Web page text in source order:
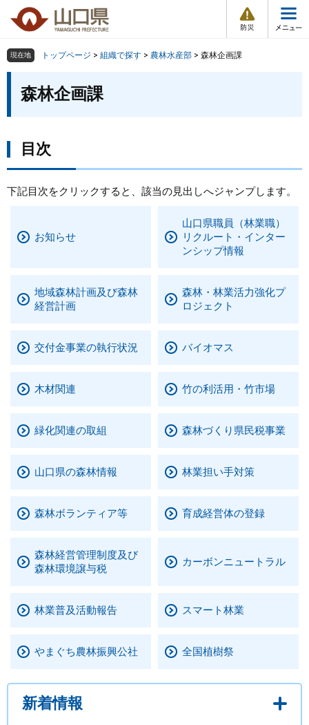
の
す
ー
し
本
文
情
報
メ
組織で探す
Other Languages
トップページ
くらし・環境
しごと・産業・観光
現在地 トップページ > 組織で探す > 農林水産部 > 森林企画課
森林企画課
目次
下記目次をクリックすると、該当の見出しへジャンプします。
お知らせ
山口県職員（林業職）
リクルート・インター
ンシップ情報
地域森林計画及び森林
経営計画
森林・林業活力強化プ
ロジェクト
交付金事業の執行状況 バイオマス
木材関連 竹の利活用・竹市場
緑化関連の取組 森林づくり県民税事業
山口県の森林情報 林業担い手対策
森林ボランティア等 育成経営体の登録
森林経営管理制度及び
森林環境譲与税
カーボンニュートラル
林業普及活動報告 スマート林業
やまぐち農林振興公社 全国植樹祭
新着情報